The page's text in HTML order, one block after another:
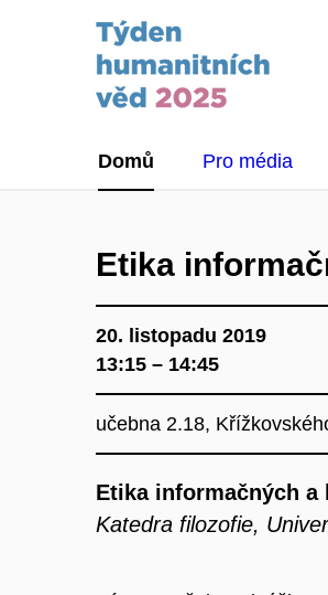
Domů Pro média
Etika
20. listopadu 2019
13:15 – 14:45
učebna 2.18,
Etika informačných
Katedra filozofie,